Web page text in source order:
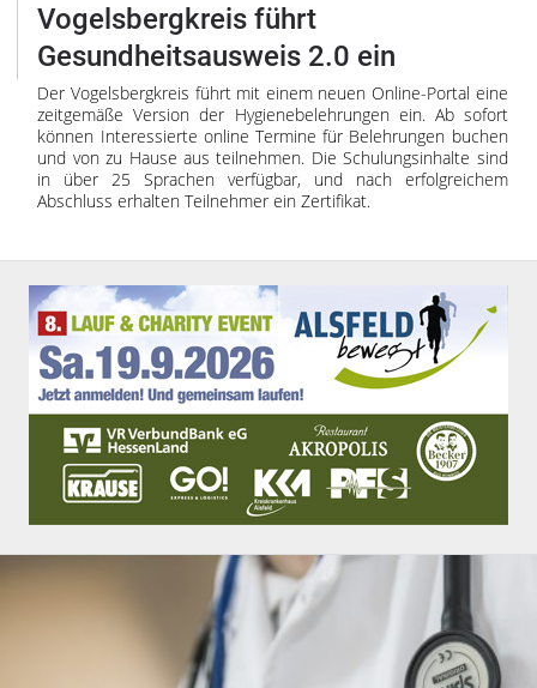
Vogelsbergkreis führt
Gesundheitsausweis 2.0 ein
Der Vogelsbergkreis führt mit einem neuen Online-Portal eine
zeitgemäße Version der Hygienebelehrungen ein. Ab sofort
können Interessierte online Termine für Belehrungen buchen
und von zu Hause aus teilnehmen. Die Schulungsinhalte sind
in über 25 Sprachen verfügbar, und nach erfolgreichem
Abschluss erhalten Teilnehmer ein Zertifikat.